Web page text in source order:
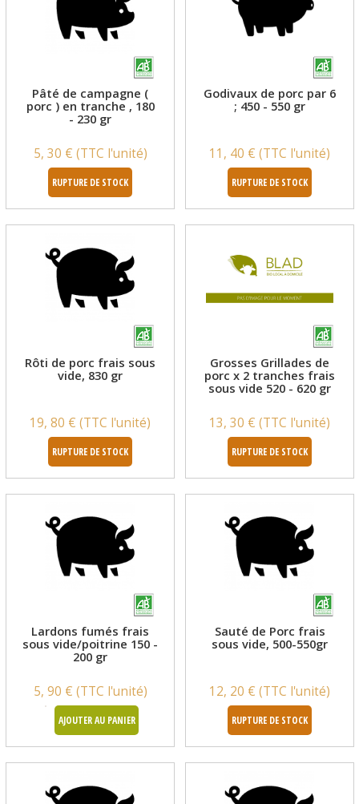
Pâté de campagne (
porc ) en tranche , 180
- 230 gr
5, 30 € (TTC l'unité)
RUPTURE DE STOCK
Godivaux de porc par 6
; 450 - 550 gr
11, 40 € (TTC l'unité)
RUPTURE DE STOCK
Rôti de porc frais sous
vide, 830 gr
19, 80 € (TTC l'unité)
RUPTURE DE STOCK
Grosses Grillades de
porc x 2 tranches frais
sous vide 520 - 620 gr
13, 30 € (TTC l'unité)
RUPTURE DE STOCK
Lardons fumés frais
sous vide/poitrine 150 -
200 gr
5, 90 € (TTC l'unité)
AJOUTER AU PANIER
Sauté de Porc frais
sous vide, 500-550gr
12, 20 € (TTC l'unité)
RUPTURE DE STOCK